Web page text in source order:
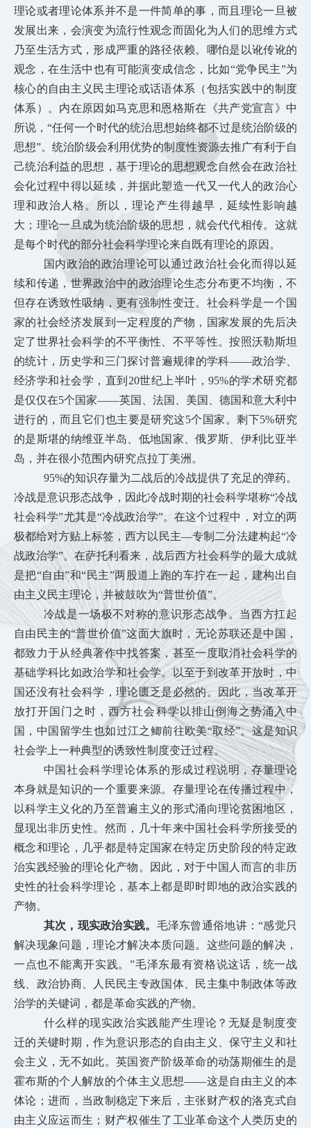
理论或者理论体系并不是一件简单的事，而且理论一旦被
发展出来，会演变为流行性观念而固化为人们的思维方式
乃至生活方式，形成严重的路径依赖。哪怕是以讹传讹的
观念，在生活中也有可能演变成信念，比如“党争民主”为
核心的自由主义民主理论或话语体系（包括实践中的制度
体系）。内在原因如马克思和恩格斯在《共产党宣言》中
所说，“任何一个时代的统治思想始终都不过是统治阶级的
思想”。统治阶级会利用优势的制度性资源去推广有利于自
己统治利益的思想，基于理论的思想观念自然会在政治社
会化过程中得以延续，并据此塑造一代又一代人的政治心
理和政治人格。所以，理论产生得越早，延续性影响越
大；理论一旦成为统治阶级的思想，就会代代相传。这就
是每个时代的部分社会科学理论来自既有理论的原因。
国内政治的政治理论可以通过政治社会化而得以延
续和传递，世界政治中的政治理论生态分布更不均衡，不
但存在诱致性吸纳，更有强制性变迁。社会科学是一个国
家的社会经济发展到一定程度的产物，国家发展的先后决
定了世界社会科学的不平衡性、不平等性。按照沃勒斯坦
的统计，历史学和三门探讨普遍规律的学科——政治学、
经济学和社会学，直到20世纪上半叶，95%的学术研究都
是仅仅在5个国家——英国、法国、美国、德国和意大利中
进行的，而且它们也主要是研究这5个国家。剩下5%研究
的是斯堪的纳维亚半岛、低地国家、俄罗斯、伊利比亚半
岛，并在很小范围内研究点拉丁美洲。
95%的知识存量为二战后的冷战提供了充足的弹药。
冷战是意识形态战争，因此冷战时期的社会科学堪称“冷战
社会科学”尤其是“冷战政治学”。在这个过程中，对立的两
极都给对方贴上标签，西方以民主—专制二分法建构起“冷
战政治学”。在萨托利看来，战后西方社会科学的最大成就
是把“自由”和“民主”两股道上跑的车拧在一起，建构出自
由主义民主理论，并被鼓吹为“普世价值”。
冷战是一场极不对称的意识形态战争。当西方扛起
自由民主的“普世价值”这面大旗时，无论苏联还是中国，
都致力于从经典著作中找答案，甚至一度取消社会科学的
基础学科比如政治学和社会学。以至于到改革开放时，中
国还没有社会科学，理论匮乏是必然的。因此，当改革开
放打开国门之时，西方社会科学以排山倒海之势涌入中
国，中国留学生也如过江之鲫前往欧美“取经”。这是知识
社会学上一种典型的诱致性制度变迁过程。
中国社会科学理论体系的形成过程说明，存量理论
本身就是知识的一个重要来源。存量理论在传播过程中，
以科学主义化的乃至普遍主义的形式涌向理论贫困地区，
显现出非历史性。然而，几十年来中国社会科学所接受的
概念和理论，几乎都是特定国家在特定历史阶段的特定政
治实践经验的理论化产物。因此，对于中国人而言的非历
史性的社会科学理论，基本上都是即时即地的政治实践的
产物。
其次，现实政治实践。 毛泽东曾通俗地讲：“感觉只
解决现象问题，理论才解决本质问题。这些问题的解决，
一点也不能离开实践。”毛泽东最有资格说这话，统一战
线、政治协商、人民民主专政国体、民主集中制政体等政
治学的关键词，都是革命实践的产物。
什么样的现实政治实践能产生理论？无疑是制度变
迁的关键时期，作为意识形态的自由主义、保守主义和社
会主义，无不如此。英国资产阶级革命的动荡期催生的是
霍布斯的个人解放的个体主义思想——这是自由主义的本
体论；进而，当政制稳定下来后，主张财产权的洛克式自
由主义应运而生；财产权催生了工业革命这个人类历史的